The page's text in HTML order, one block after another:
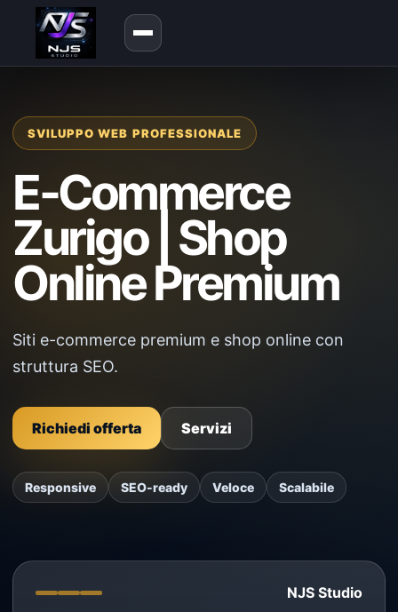
SVILUPPO WEB PROFESSIONALE
E-Commerce
Zurigo | Shop
Online Premium
Siti e-commerce premium e shop online con
struttura SEO.
Richiedi offerta Servizi
Responsive SEO-ready Veloce Scalabile
NJS Studio